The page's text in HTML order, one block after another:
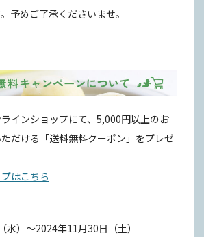
予めご了承くださいませ。
インショップにて、5,000円以上のお
だける「送料無料クーポン」をプレゼ
はこちら
水）～2024年11月30日（土）